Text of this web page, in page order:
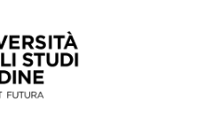
principale